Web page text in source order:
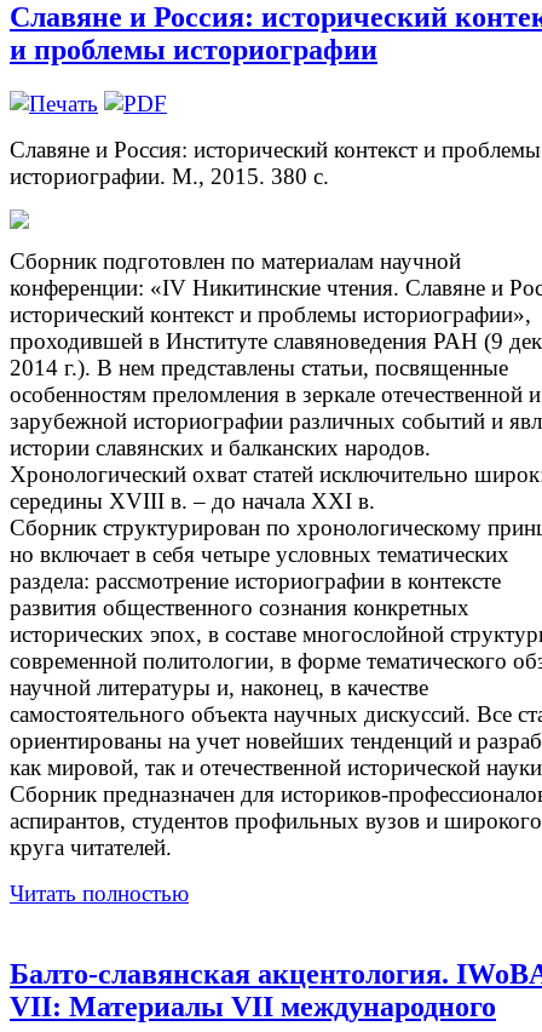
Славяне и Россия: исторический
и проблемы историографии
Славяне и Россия: исторический контекст и проблемы
историографии. М., 2015. 380 с.
Сборник подготовлен по материалам научной
конференции: «IV Никитинские чтения. Славяне и
исторический контекст и проблемы историографии»,
проходившей в Институте славяноведения РАН (9
2014 г.). В нем представлены статьи, посвященные
особенностям преломления в зеркале отечественной и
зарубежной историографии различных событий и
истории славянских и балканских народов.
Хронологический охват статей исключительно
середины XVIII в. – до начала XXI в.
Сборник структурирован по хронологическому
но включает в себя четыре условных тематических
раздела: рассмотрение историографии в контексте
развития общественного сознания конкретных
исторических эпох, в составе многослойной
современной политологии, в форме тематического
научной литературы и, наконец, в качестве
самостоятельного объекта научных дискуссий. Все
ориентированы на учет новейших тенденций и
как мировой, так и отечественной исторической
Сборник предназначен для историков-
аспирантов, студентов профильных вузов и широкого
круга читателей.
Читать полностью
Балто-славянская акцентология.
VII: Материалы VII международного